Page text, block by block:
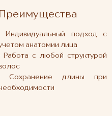
Преимущества
Индивидуальный подход с
анатомии лица
Работа с любой структурой
Сохранение длины при